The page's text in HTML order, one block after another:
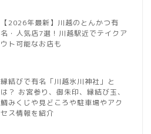
【2026年最新】川越のとんかつ有
名・人気店7選！川越駅近でテイクア
ウト可能なお店も
縁結びで有名「川越氷川神社」と
は？ お宮参り、御朱印、縁結び玉、
鯛みくじや見どころや駐車場やアク
セス情報を紹介